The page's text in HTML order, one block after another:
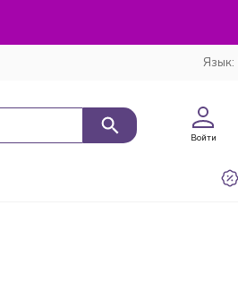
Язык:
Войти